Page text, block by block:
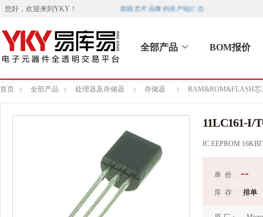
您好，欢迎来到 YKY ！ 美国芯片品牌的原产地汇总
全部产品 BOM报价
首页 全部产品 处理器及存储器 存储器 RAM&ROM&FLASH芯
11LC161-I/
IC EEPROM
单 价 : --
库 存 : 排单